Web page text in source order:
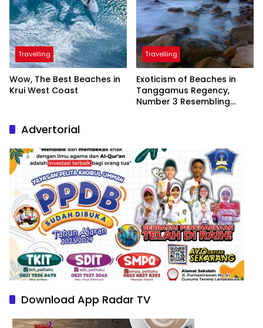
Travelling
Wow, The Best Beaches in
Krui West Coast
Travelling
Exoticism of Beaches in
Tanggamus Regency,
Number 3 Resembling
Advertorial
Download App Radar TV